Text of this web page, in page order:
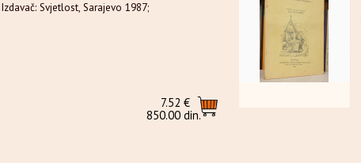
Izdavač: Svjetlost, Sarajevo 1987;
7.52 €
850.00 din.